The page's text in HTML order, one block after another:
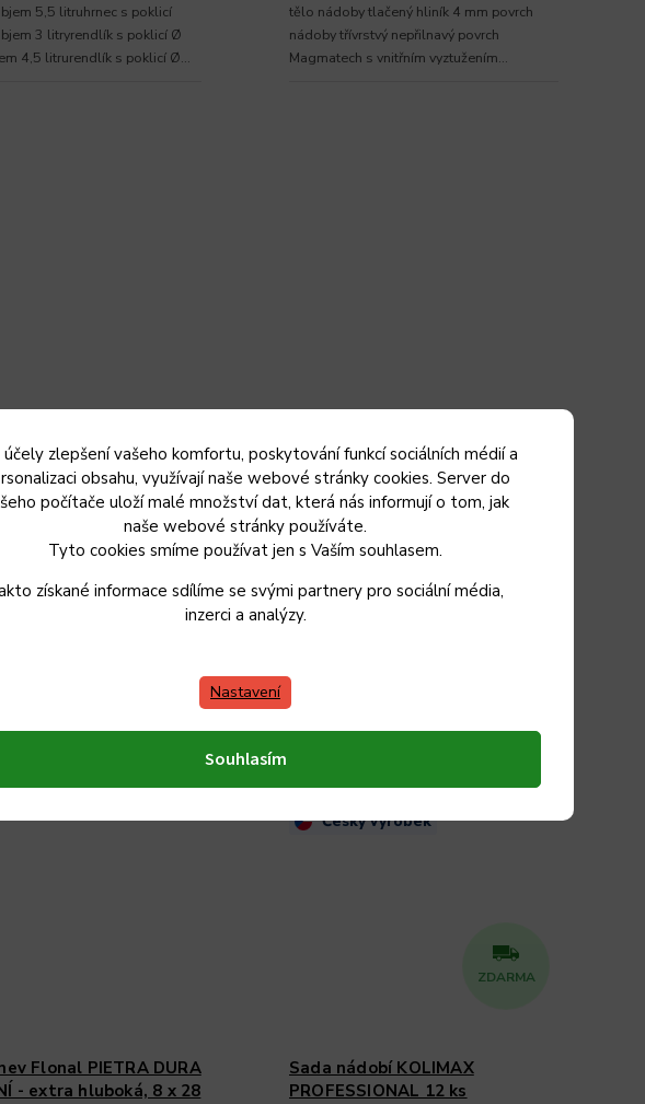
zlepšení vašeho komfortu, poskytování funkcí sociálních médií a
obsahu, využívají naše webové stránky cookies. Server do
počítače uloží malé množství dat, která nás informují o tom, jak
naše webové stránky používáte.
Tyto cookies smíme používat jen s Vaším souhlasem.
získané informace sdílíme se svými partnery pro sociální média,
inzerci a analýzy.
Nastavení
Souhlasím
5,5 litruhrnec s poklicí
3 litryrendlík s poklicí Ø
4,5 litrurendlík s poklicí Ø...
tělo nádoby tlačený hliník 4 mm povrch
nádoby třívrstvý nepřilnavý povrch
Magmatech s vnitřním vyztužením
Skladem
Do košíku
20 cm
Do 3 dnů od
1 181 Kč bez DPH
1 429 Kč
Do košíku
12 cm Výška 10,5 cm RECEPTY S
BRICKNICEM PRO INSPIRACI ZDE
Flonal PIETRA DURA
- extra hluboká, 8 x 28
Český výrobek
ZDARMA
Sada nádobí KOLIMAX
PROFESSIONAL 12 ks